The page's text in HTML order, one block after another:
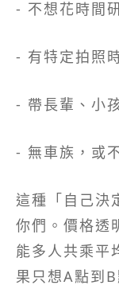
- 不想花時間
- 有特定拍照
- 帶長輩、小
- 無車族，或
這種「自己決
你們。價格透
能多人共乘平
果只想A點到